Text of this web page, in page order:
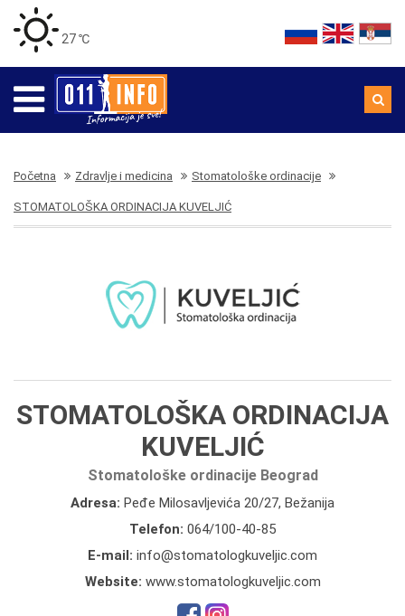
27 ℃
Početna Zdravlje i medicina Stomatološke ordinacije
STOMATOLOŠKA ORDINACIJA KUVELJIĆ
STOMATOLOŠKA ORDINACIJA
KUVELJIĆ
Stomatološke ordinacije Beograd
Adresa: Peđe Milosavljevića 20/27, Bežanija
Telefon: 064/100-40-85
E-mail: info@stomatologkuveljic.com
Website: www.stomatologkuveljic.com